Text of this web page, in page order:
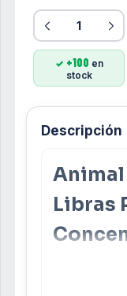
+100 en
stock
Descripción
Animal
Libras
suero de